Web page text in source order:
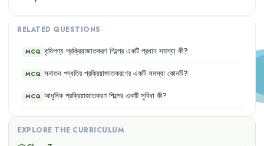
RELATED QUESTIONS
MCQ কৃষিপণ্য প্রক্রিয়াজাতকরণ শিল্পের একটি প্রধান সমস্যা কী?
MCQ সনাতন পদ্ধতির প্রক্রিয়াজাতকরণের একটি সমস্যা কোনটি?
MCQ আধুনিক প্রক্রিয়াজাতকরণ শিল্পের একটি সুবিধা কী?
EXPLORE THE CURRICULUM